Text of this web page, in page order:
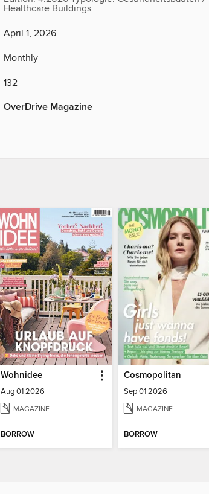
Healthcare Buildings
April 1, 2026
Monthly
132
OverDrive Magazine
Wohnidee
Aug 01 2026
MAGAZINE
BORROW
Cosmopolitan
Sep 01 2026
MAGAZINE
BORROW